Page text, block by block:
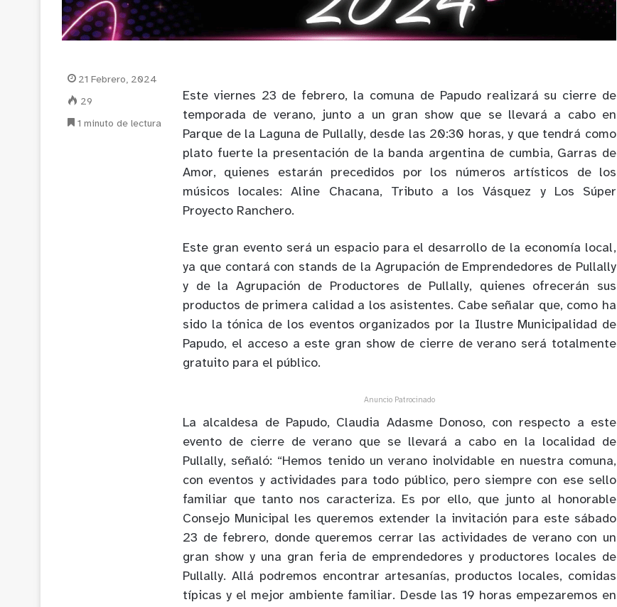
Este viernes 23 de febrero, la comuna de Papudo realizará su cierre de
temporada de verano, junto a un gran show que se llevará a cabo en
Parque de la Laguna de Pullally, desde las 20:30 horas, y que tendrá como
plato fuerte la presentación de la banda argentina de cumbia, Garras de
Amor, quienes estarán precedidos por los números artísticos de los
músicos locales: Aline Chacana, Tributo a los Vásquez y Los Súper
Proyecto Ranchero.
Este gran evento será un espacio para el desarrollo de la economía local,
ya que contará con stands de la Agrupación de Emprendedores de Pullally
y de la Agrupación de Productores de Pullally, quienes ofrecerán sus
productos de primera calidad a los asistentes. Cabe señalar que, como ha
sido la tónica de los eventos organizados por la Ilustre Municipalidad de
Papudo, el acceso a este gran show de cierre de verano será totalmente
gratuito para el público.
Anuncio Patrocinado
La alcaldesa de Papudo, Claudia Adasme Donoso, con respecto a este
evento de cierre de verano que se llevará a cabo en la localidad de
Pullally, señaló: “Hemos tenido un verano inolvidable en nuestra comuna,
con eventos y actividades para todo público, pero siempre con ese sello
familiar que tanto nos caracteriza. Es por ello, que junto al honorable
Consejo Municipal les queremos extender la invitación para este sábado
23 de febrero, donde queremos cerrar las actividades de verano con un
gran show y una gran feria de emprendedores y productores locales de
Pullally. Allá podremos encontrar artesanías, productos locales, comidas
típicas y el mejor ambiente familiar. Desde las 19 horas empezaremos en
21 Febrero, 2024
29
1 minuto de lectura